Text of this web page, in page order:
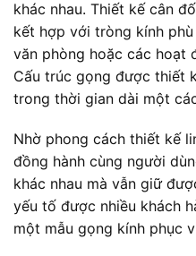
khác nhau. Thiết kế cân
kết hợp với tròng kính
văn phòng hoặc các hoạt
Cấu trúc gọng được thiết
trong thời gian dài một
Nhờ phong cách thiết kế
đồng hành cùng người
khác nhau mà vẫn giữ
yếu tố được nhiều khách
một mẫu gọng kính phục